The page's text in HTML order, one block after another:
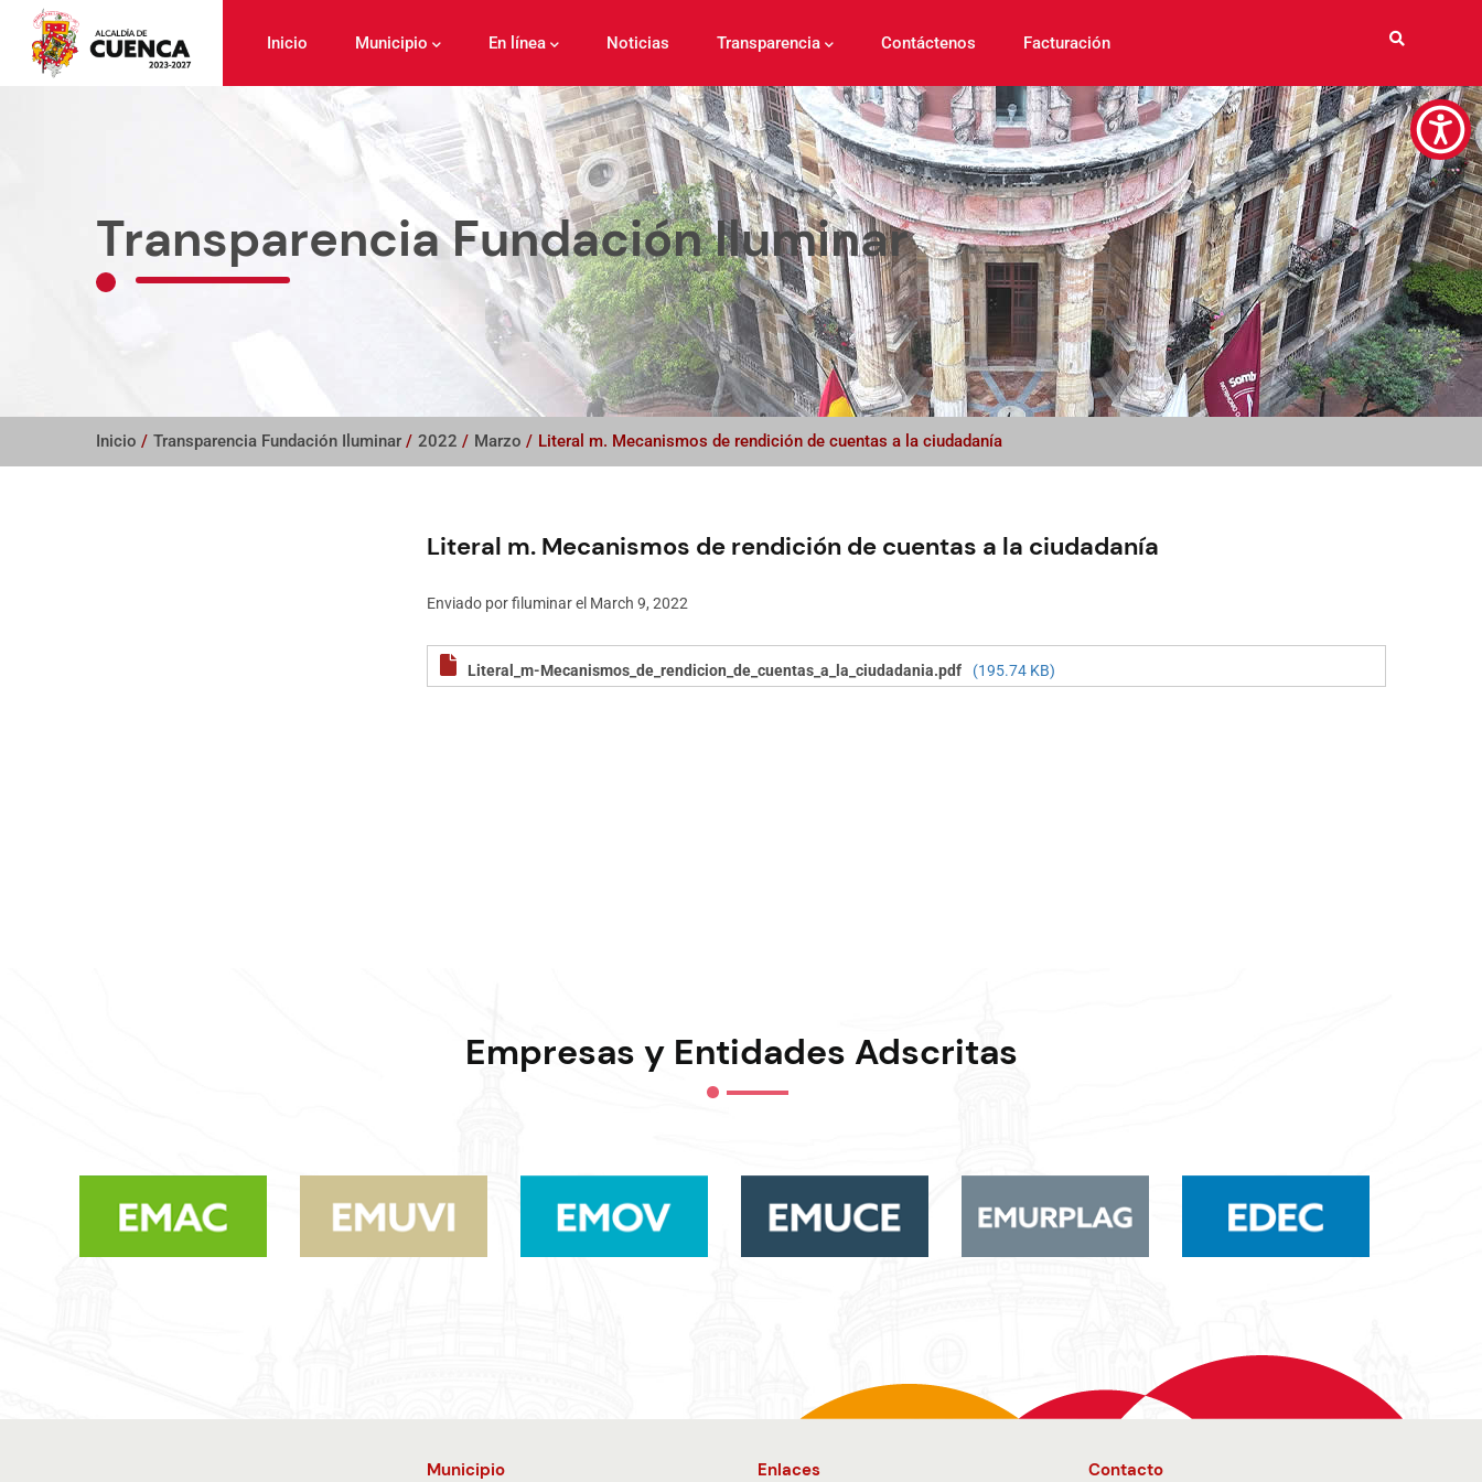
contenido
principal
Inicio Municipio En línea Noticias Transparencia Contáctenos Facturación
Transparencia Fundación Iluminar
Inicio / Transparencia Fundación Iluminar / 2022 / Marzo / Literal m. Mecanismos de rendición de cuentas a la ciudadanía
Literal m. Mecanismos de rendición de cuentas a la ciudadanía
Enviado porfiluminarel March 9, 2022
Literal_m-Mecanismos_de_rendicion_de_cuentas_a_la_ciudadania.pdf (195.74 KB)
Empresas y Entidades Adscritas
Municipio Enlaces Contacto